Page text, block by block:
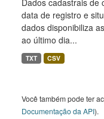
Dados cadastrais de
data de registro e
dados disponibiliza
ao último dia...
TXT CSV
Você também pode ter
Documentação da API).